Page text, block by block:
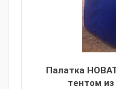
Палатка
тентом из